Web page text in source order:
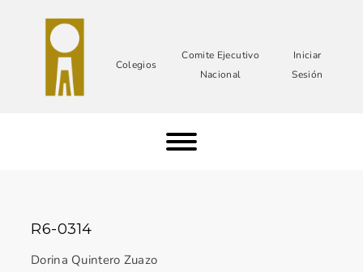
Colegios
Comite Ejecutivo
Nacional
Iniciar
Sesión
R6-0314
Dorina Quintero Zuazo